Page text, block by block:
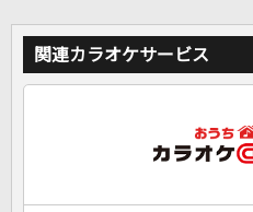
関連カラオケサービス